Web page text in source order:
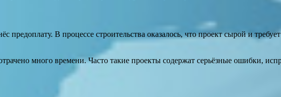
предоплату. В процессе строительства оказалось, что проект сырой и
много времени. Часто такие проекты содержат серьёзные ошибки,